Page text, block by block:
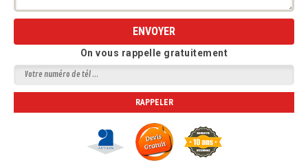
On vous rappelle gratuitement